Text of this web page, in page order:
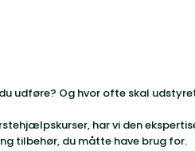
udføre? Og hvor ofte skal
har vi den
tilbehør, du måtte have brug for.